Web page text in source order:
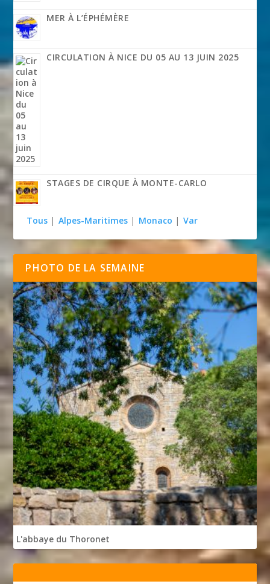
MER À L’ÉPHÉMÈRE
CIRCULATION À NICE DU 05 AU 13 JUIN 2025
STAGES DE CIRQUE À MONTE-CARLO
Tous | Alpes-Maritimes | Monaco | Var
PHOTO DE LA SEMAINE
L'abbaye du Thoronet